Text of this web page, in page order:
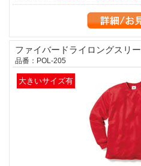
ファイバードライロングスリ
品番：POL-205
大きいサイズ有